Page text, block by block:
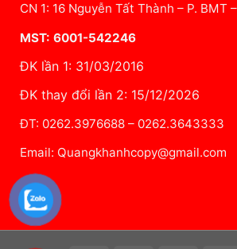
CN 1: 16 Nguyễn Tất Thành – P. BMT
MST: 6001-542246
ĐK lần 1: 31/03/2016
ĐK thay đổi lần 2: 15/12/2026
ĐT: 0262.3976688 – 0262.3643333
Email: Quangkhanhcopy@gmail.com